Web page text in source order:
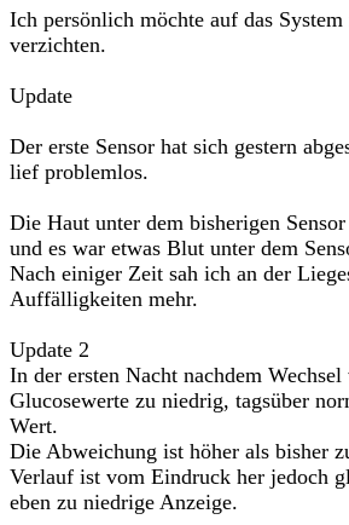
Ich persönlich möchte auf das
verzichten.
Update
Der erste Sensor hat sich gestern
lief problemlos.
Die Haut unter dem bisherigen
und es war etwas Blut unter dem
Nach einiger Zeit sah ich an der
Auffälligkeiten mehr.
Update 2
In der ersten Nacht nachdem Wechsel
Glucosewerte zu niedrig, tagsüber
Wert.
Die Abweichung ist höher als bisher
Verlauf ist vom Eindruck her jedoch
eben zu niedrige Anzeige.